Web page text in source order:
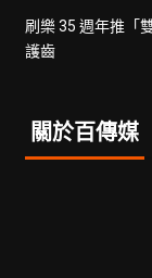
刷樂 35 週年推「
護齒
關於百傳媒